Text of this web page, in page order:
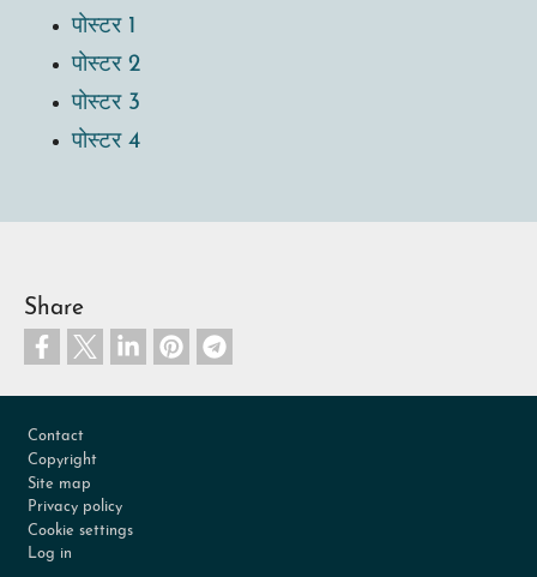
पोस्टर 1
पोस्टर 2
पोस्टर 3
पोस्टर 4
Share
Contact
Copyright
Site map
Privacy policy
Cookie settings
Log in